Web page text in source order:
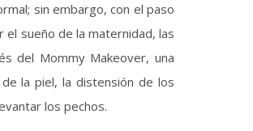
sin embargo, con el paso
el sueño de la maternidad, las
del Mommy Makeover, una
la piel, la distensión de los
los pechos.